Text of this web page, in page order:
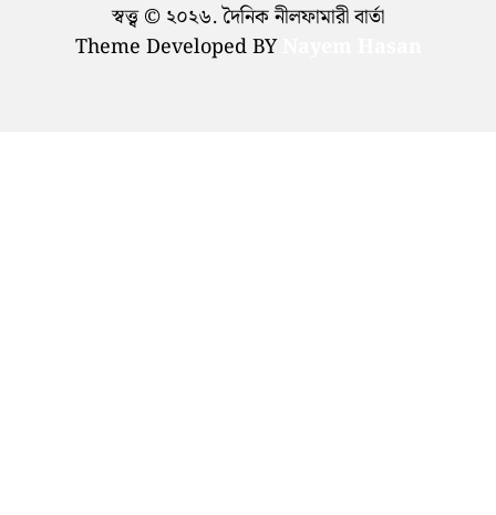
স্বত্ত্ব © ২০২৬. দৈনিক নীলফামারী বার্তা
Theme Developed BY